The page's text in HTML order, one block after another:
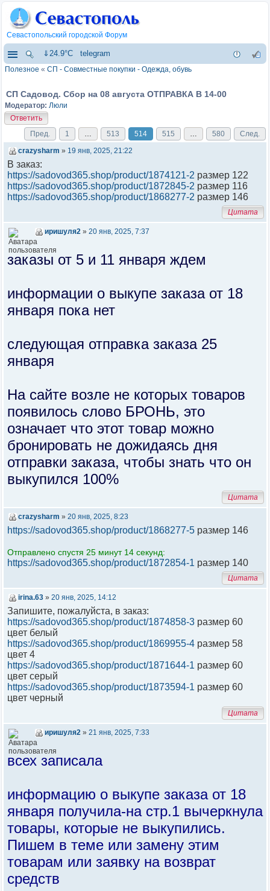
Севастопольский городской Форум
⇓24.9°C telegram
Полезное « СП - Совместные покупки - Одежда, обувь
СП Садовод. Сбор на 08 августа ОТПРАВКА В 14-00
Модератор: Люли
Ответить
Пред.
1 … 513 514 515 … 580 След.
crazysharm » 19 янв, 2025, 21:22
В заказ:
https://sadovod365.shop/product/1874121-2 размер 122
https://sadovod365.shop/product/1872845-2 размер 116
https://sadovod365.shop/product/1868277-2 размер 146
Цитата
иришуля2 » 20 янв, 2025, 7:37
заказы от 5 и 11 января ждем
информации о выкупе заказа от 18
января пока нет
следующая отправка заказа 25
января
На сайте возле не которых товаров
появилось слово БРОНЬ, это
означает что этот товар можно
бронировать не дожидаясь дня
отправки заказа, чтобы знать что он
выкупился 100%
Цитата
crazysharm » 20 янв, 2025, 8:23
https://sadovod365.shop/product/1868277-5 размер 146
Отправлено спустя 25 минут 14 секунд:
https://sadovod365.shop/product/1872854-1 размер 140
Цитата
irina.63 » 20 янв, 2025, 14:12
Запишите, пожалуйста, в заказ:
https://sadovod365.shop/product/1874858-3 размер 60
цвет белый
https://sadovod365.shop/product/1869955-4 размер 58
цвет 4
https://sadovod365.shop/product/1871644-1 размер 60
цвет серый
https://sadovod365.shop/product/1873594-1 размер 60
цвет черный
Цитата
иришуля2 » 21 янв, 2025, 7:33
всех записала
информацию о выкупе заказа от 18
января получила-на стр.1 вычеркнула
товары, которые не выкупились.
Пишем в теме или замену этим
товарам или заявку на возврат
средств